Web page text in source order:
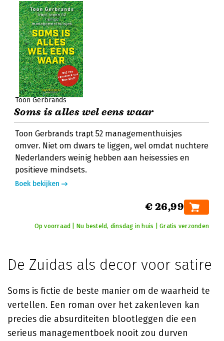
Toon Gerbrands
Soms is alles wel eens waar
Toon Gerbrands trapt 52 managementhuisjes
omver. Niet om dwars te liggen, wel omdat nuchtere
Nederlanders weinig hebben aan heisessies en
positieve mindsets.
Boek bekijken
€ 26,99
Op voorraad | Nu besteld, dinsdag in huis | Gratis verzonden
De Zuidas als decor voor satire
Soms is fictie de beste manier om de waarheid te
vertellen. Een roman over het zakenleven kan
precies die absurditeiten blootleggen die een
serieus managementboek nooit zou durven